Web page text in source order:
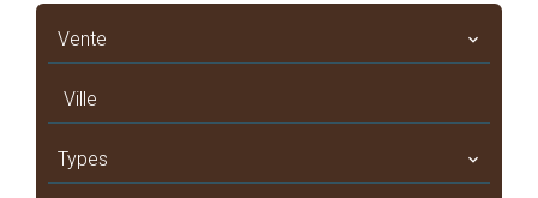
Vente
Ville
Types